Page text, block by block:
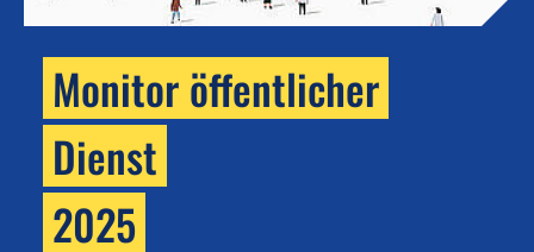
Monitor öffentlicher
Dienst
2025